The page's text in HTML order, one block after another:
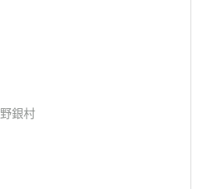
銀村